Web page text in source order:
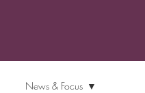
News & Focus